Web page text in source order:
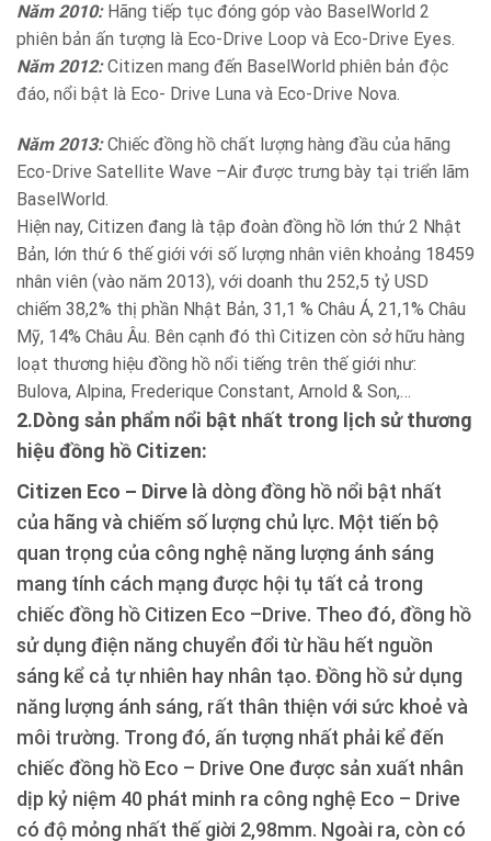
Năm 2010:Hãng tiếp tục đóng góp vào BaselWorld 2
phiên bản ấn tượng là Eco-Drive Loop và Eco-Drive Eyes.
Năm 2012:Citizen mang đến BaselWorld phiên bản độc
đáo, nổi bật là Eco- Drive Luna và Eco-Drive Nova.
Năm 2013:Chiếc đồng hồ chất lượng hàng đầu của hãng
Eco-Drive Satellite Wave –Air được trưng bày tại triển lãm
BaselWorld.
Hiện nay, Citizen đang là tập đoàn đồng hồ lớn thứ 2 Nhật
Bản, lớn thứ 6 thế giới với số lượng nhân viên khoảng 18459
nhân viên (vào năm 2013), với doanh thu 252,5 tỷ USD
chiếm 38,2% thị phần Nhật Bản, 31,1 % Châu Á, 21,1% Châu
Mỹ, 14% Châu Âu. Bên cạnh đó thì Citizen còn sở hữu hàng
loạt thương hiệu đồng hồ nổi tiếng trên thế giới như:
Bulova, Alpina, Frederique Constant, Arnold & Son,…
2.Dòng sản phẩm nổi bật nhất trong lịch sử thương
hiệu đồng hồ Citizen:
Citizen Eco – Dirve là dòng đồng hồ nổi bật nhất
của hãng và chiếm số lượng chủ lực. Một tiến bộ
quan trọng của công nghệ năng lượng ánh sáng
mang tính cách mạng được hội tụ tất cả trong
chiếc đồng hồ Citizen Eco –Drive. Theo đó, đồng hồ
sử dụng điện năng chuyển đổi từ hầu hết nguồn
sáng kể cả tự nhiên hay nhân tạo. Đồng hồ sử dụng
năng lượng ánh sáng, rất thân thiện với sức khoẻ và
môi trường. Trong đó, ấn tượng nhất phải kể đến
chiếc đồng hồ Eco – Drive One được sản xuất nhân
dịp kỷ niệm 40 phát minh ra công nghệ Eco – Drive
có độ mỏng nhất thế giời 2,98mm. Ngoài ra, còn có